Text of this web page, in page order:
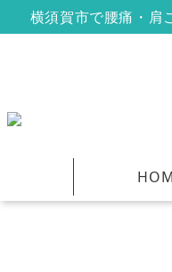
横須賀市で腰痛・肩